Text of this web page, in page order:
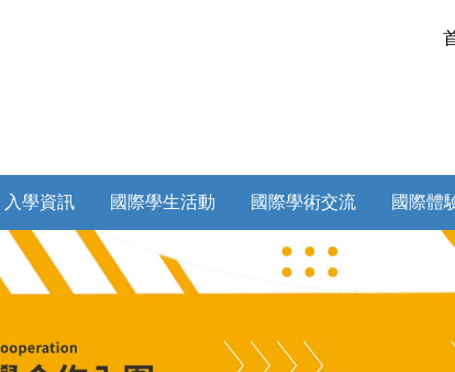
入學資訊 國際學生活動 國際學術交流 國際體